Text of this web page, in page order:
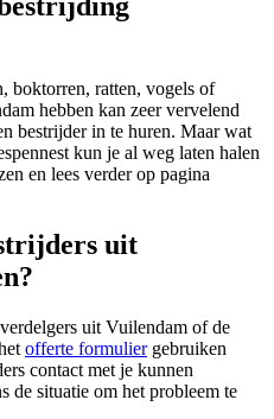
boktorren, ratten, vogels of
hebben kan zeer vervelend
bestrijder in te huren. Maar wat
kun je al weg laten halen
en lees verder op pagina
uit
uit Vuilendam of de
offerte formuliergebruiken
contact met je kunnen
de situatie om het probleem te